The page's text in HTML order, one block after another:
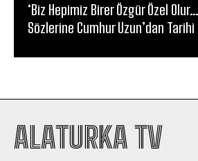
‘Biz Hepimiz Birer Özgür Özel
Sözlerine Cumhur Uzun’dan
ALATURKA TV